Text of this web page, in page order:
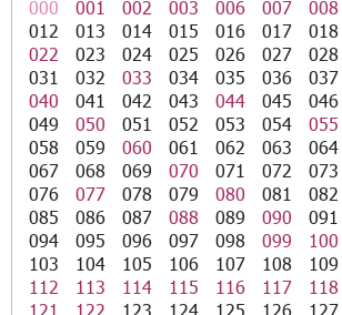
000
001 002 003 006 007 008
012
013 014 015 016 017 018
022
023 024 025 026 027 028
031
032 033 034 035 036 037
040
041 042 043 044 045 046
049
050 051 052 053 054 055
058
059 060 061 062 063 064
067
068 069 070 071 072 073
076
077 078 079 080 081 082
085
086 087 088 089 090 091
094
095 096 097 098 099 100
103
104 105 106 107 108 109
112
113 114 115 116 117 118
121
122 123 124 125 126 127